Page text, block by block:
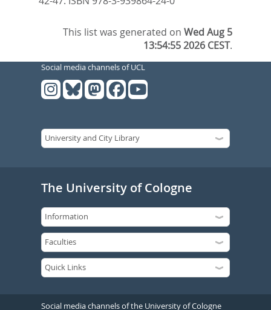
This list was generated onWed Aug 5
13:54:55 2026 CEST.
Social media channels of UCL
The University of Cologne
Social media channels of the University of Cologne